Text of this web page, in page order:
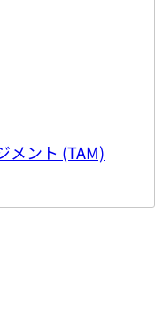
メント (TAM)